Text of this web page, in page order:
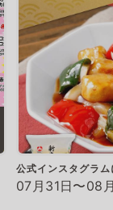
公式インスタグラ
07月31日〜08